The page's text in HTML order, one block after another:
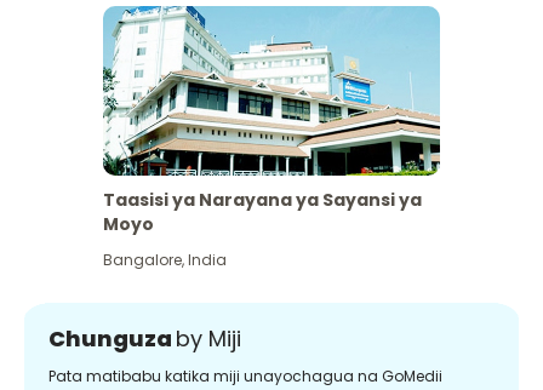
Taasisi ya Narayana ya Sayansi ya
Moyo
Bangalore,India
Chunguza by Miji
Pata matibabu katika miji unayochagua na GoMedii